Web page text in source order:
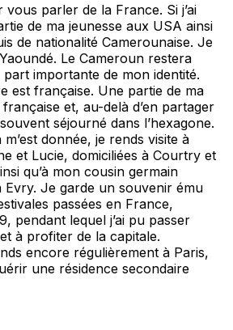
parler de la France. Si j’ai
de ma jeunesse aux USA ainsi
de nationalité Camerounaise. Je
Le Cameroun restera
importante de mon identité.
est française. Une partie de ma
et, au-delà d’en partager
séjourné dans l’hexagone.
m’est donnée, je rends visite à
et Lucie, domiciliées à Courtry et
qu’à mon cousin germain
Evry. Je garde un souvenir ému
passées en France,
pendant lequel j’ai pu passer
à profiter de la capitale.
encore régulièrement à Paris,
une résidence secondaire